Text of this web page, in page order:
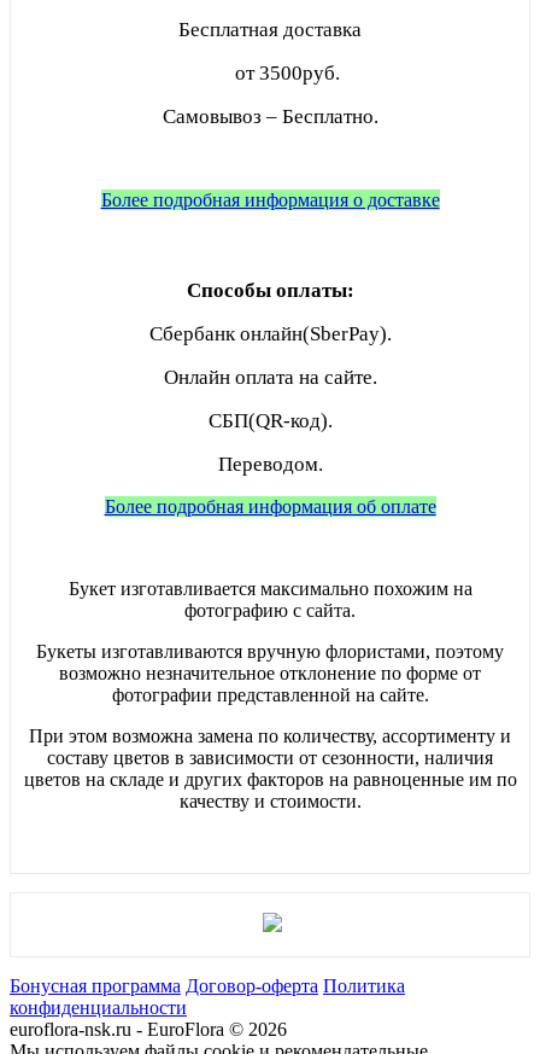
Бесплатная доставка
от 3500руб.
Самовывоз – Бесплатно.
Более подробная информация о доставке
Способы оплаты:
Сбербанк онлайн(SberPay).
Онлайн оплата на сайте.
СБП(QR-код).
Переводом.
Более подробная информация об оплате
Букет изготавливается максимально похожим на
фотографию с сайта.
Букеты изготавливаются вручную флористами, поэтому
возможно незначительное отклонение по форме от
фотографии представленной на сайте.
При этом возможна замена по количеству, ассортименту и
составу цветов в зависимости от сезонности, наличия
цветов на складе и других факторов на равноценные им по
качеству и стоимости.
Бонусная программа Договор-оферта Политика
конфиденциальности
euroflora-nsk.ru - EuroFlora © 2026